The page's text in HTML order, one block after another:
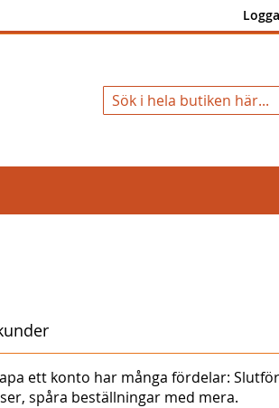
ett konto har många fördelar:
spåra beställningar med mera.